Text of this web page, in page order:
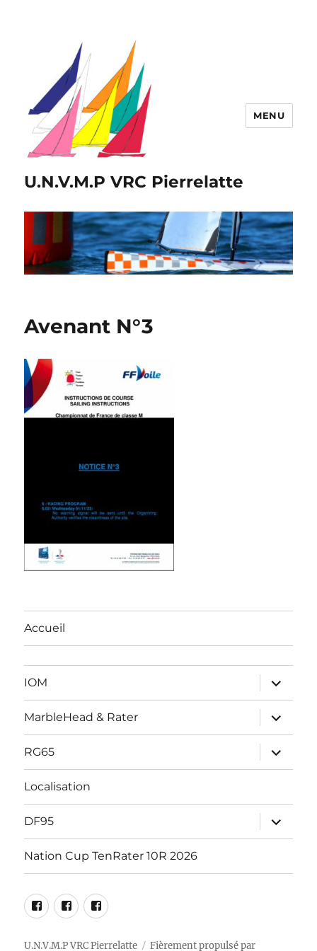
U.N.V.M.P VRC Pierrelatte
MENU
Avenant N°3
Accueil
IOM
ouvrir
le
sous-
menu
MarbleHead & Rater
ouvrir
le
sous-
menu
RG65
ouvrir
le
sous-
Localisation
DF95
ouvrir
le
sous-
Nation Cup TenRater 10R 2026
Facebook
Marblehead
–
RG65
Racing
Pierrelatte
DF95
Pierrelatte
U.N.V.M.P VRC Pierrelatte Fièrement propulsé par